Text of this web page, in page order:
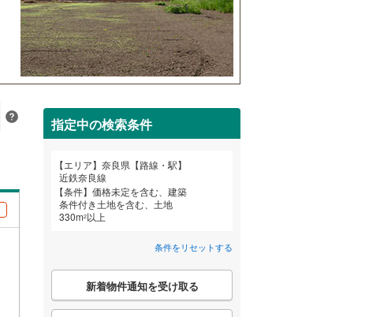
指定中の検索条件
エリア
奈良県【路線・駅】
近鉄奈良線
条件
価格未定を含む、建築
条件付き土地を含む、土地
330m2以上
条件をリセットする
こ
検
新着物件通知を受け取る
和歌山
鹿児島
条件をリセットする
磯城郡川西町(1)
宇陀郡曽爾村(0)
高市郡明日香村(0)
北葛城郡広陵町(2)
吉野郡大淀町(1)
吉野郡天川村( 0)
吉野郡下北山村(0)
条件をリセットする
条件をリセットする
条件をリセットする
条件をリセットする
小学校まで1km以内（6）
条件をリセットする